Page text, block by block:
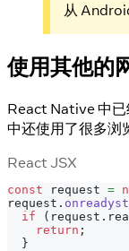
从
使用其他的
React Native 中已
中还使用了很多浏
React JSX
const request =
request .
if
( request .
return ;
}